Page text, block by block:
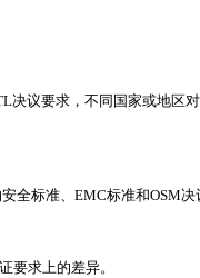
决议要求，不同国家或地区
全标准、EMC标准和OSM决
要求上的差异。